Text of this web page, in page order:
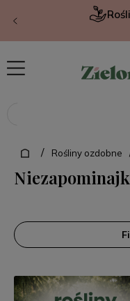
/ Rośliny ozdobne